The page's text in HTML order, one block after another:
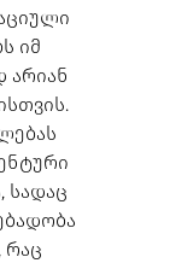
იმ
არიან
სადაც
რაც